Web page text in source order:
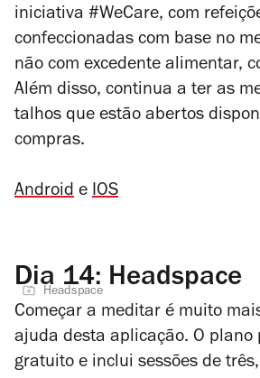
iniciativa #WeCare, com
confeccionadas com base no
não com excedente alimentar,
Além disso, continua a ter as
talhos que estão abertos
compras.
Android e IOS
Dia 14: Headspace
Headspace
Começar a meditar é muito
ajuda desta aplicação. O plano
gratuito e inclui sessões de